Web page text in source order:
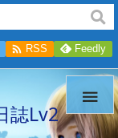
誌Lv2

 RSS Feedly